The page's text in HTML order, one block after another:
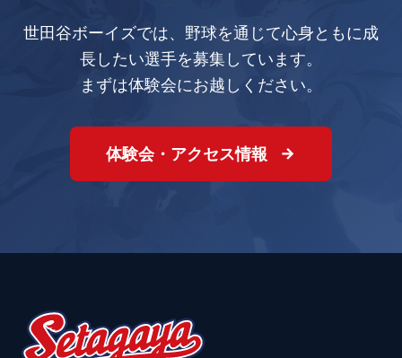
世田谷ボーイズでは、野球を通じて心身ともに成
長したい選手を募集しています。
まずは体験会にお越しください。
体験会・アクセス情報